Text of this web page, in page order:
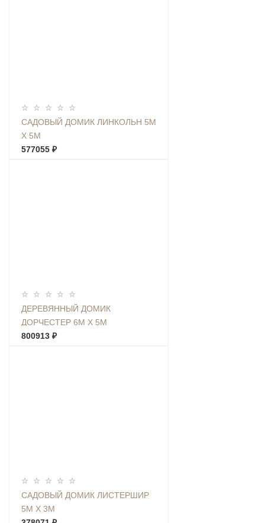
САДОВЫЙ ДОМИК ЛИНКОЛЬН 5М
Х 5М
577055 ₽
ДЕРЕВЯННЫЙ ДОМИК
ДОРЧЕСТЕР 6М Х 5М
800913 ₽
САДОВЫЙ ДОМИК ЛИСТЕРШИР
5М Х 3М